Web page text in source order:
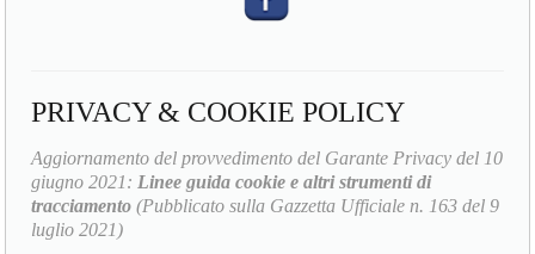
PRIVACY & COOKIE POLICY
Aggiornamento del provvedimento del Garante Privacy del 10
giugno 2021: Linee guida cookie e altri strumenti di
tracciamento (Pubblicato sulla Gazzetta Ufficiale n. 163 del 9
luglio 2021)